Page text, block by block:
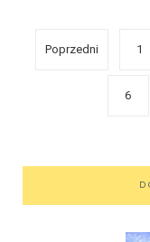
Poprzedni 1
6